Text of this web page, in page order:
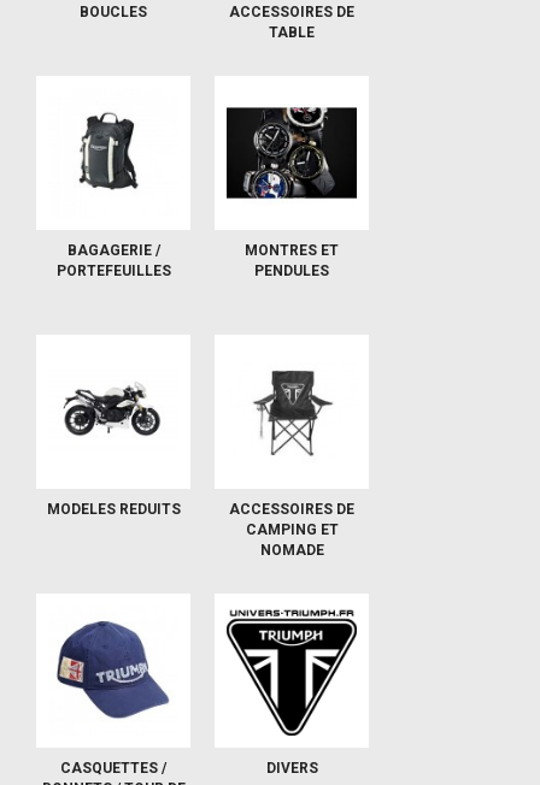
BOUCLES
ACCESSOIRES DE
TABLE
BAGAGERIE /
PORTEFEUILLES
MONTRES ET
PENDULES
MODELES REDUITS
ACCESSOIRES DE
CAMPING ET
NOMADE
CASQUETTES /
DIVERS